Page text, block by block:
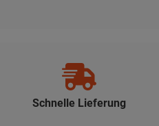
Schnelle Lieferung